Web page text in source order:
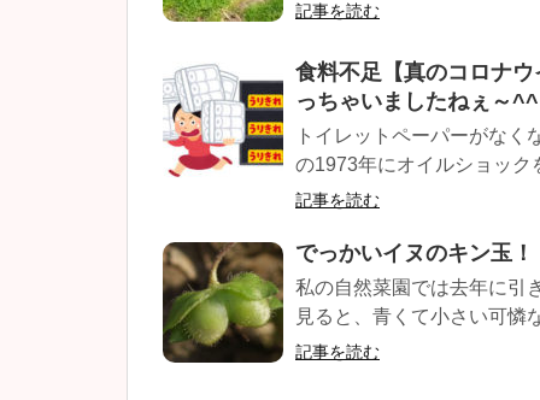
記事を読む
食料不足【真のコロナ
っちゃいましたねぇ～
トイレットペーパーがな
の1973年にオイルショック
記事を読む
でっかいイヌのキン玉
私の自然菜園では去年に引
見ると、青くて小さい可憐
記事を読む